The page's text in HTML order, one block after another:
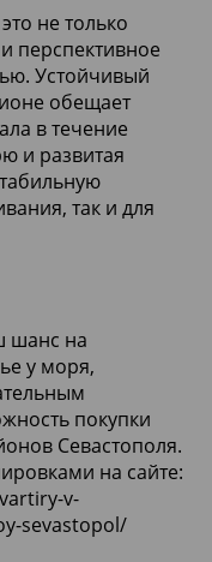
не только
перспективное
Устойчивый
обещает
в течение
и развитая
так и для
шанс на
у моря,
покупки
Севастополя.
на сайте:
v-
sevastopol/